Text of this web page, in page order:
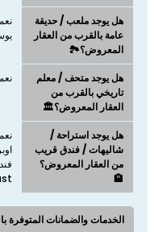
هل يوجد ملعب / حديقة
عامة بالقرب من العقار
المعروض؟🏞️
هل يوجد متحف / معلم
تاريخي بالقرب من
العقار المعروض؟🏛️
هل يوجد استراحة /
شاليهات / فندق قريب
من العقار المعروض؟
🏨
الخدمات والضمانات المتوفرة